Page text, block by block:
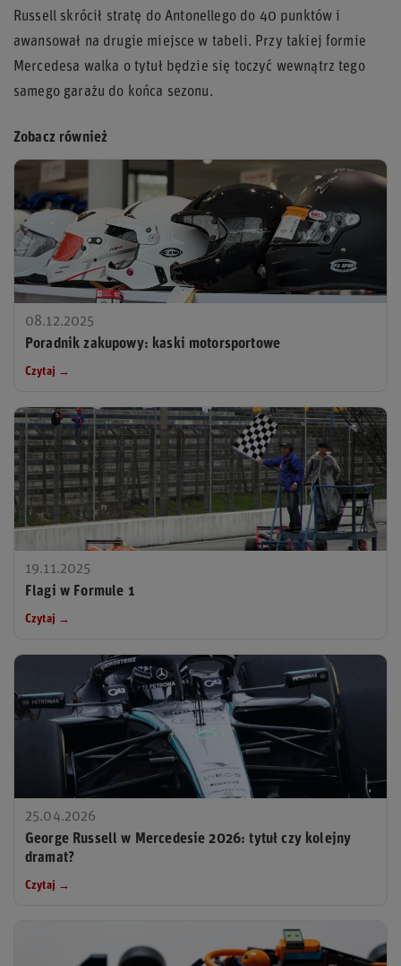
Russell skrócił stratę do Antonellego do 40 punktów i
awansował na drugie miejsce w tabeli. Przy takiej formie
Mercedesa walka o tytuł będzie się toczyć wewnątrz tego
samego garażu do końca sezonu.
Zobacz również
08.12.2025
Poradnik zakupowy: kaski motorsportowe
Czytaj →
19.11.2025
Flagi w Formule 1
Czytaj →
25.04.2026
George Russell w Mercedesie 2026: tytuł czy kolejny
dramat?
Czytaj →